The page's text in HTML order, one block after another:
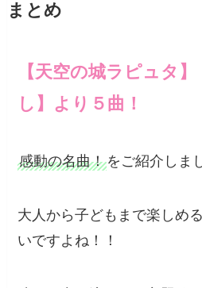
まとめ
【天空の城ラピュタ
し】より５曲！
感動の名曲！をご紹介しま
大人から子どもまで楽しめる
いですよね！！